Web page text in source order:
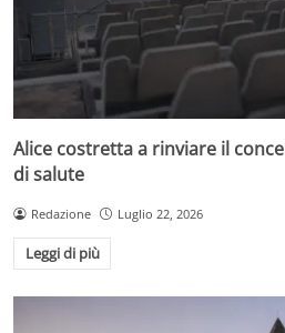
Alice costretta a rinviare il
di salute
Redazione Luglio 22, 2026
Leggi di più